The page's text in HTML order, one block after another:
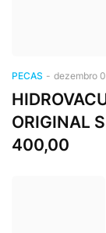
PECAS - dezembro
ORIGINAL
400,00